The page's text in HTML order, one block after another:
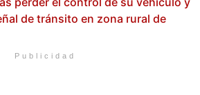
de tránsito en zona rural de
Publicidad